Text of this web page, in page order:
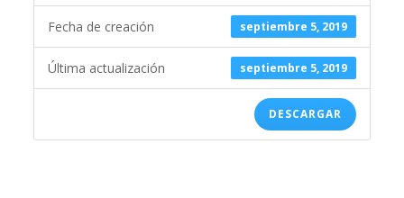
septiembre 5, 2019
Fecha de creación
septiembre 5, 2019
Última actualización
DESCARGAR